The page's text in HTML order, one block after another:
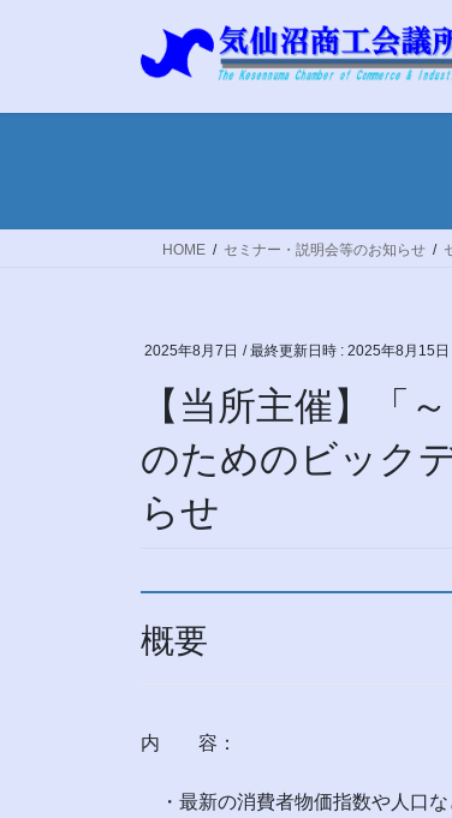
HOME セミナー・説明会等のお知らせ
2025年8月7日 / 最終更新日時 : 2025年8月15日
【当所主催】「
のためのビック
らせ
概要
内 容：
・最新の消費者物価指数や人口な